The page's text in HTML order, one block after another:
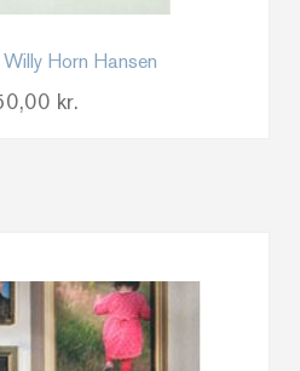
Horn Hansen
kr.